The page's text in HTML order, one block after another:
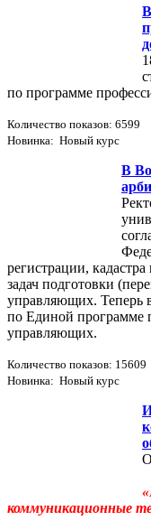
по программе
Количество показов: 6599
Новинка: Новый курс
В
регистрации,
задач подготовки
управляющих. Теперь
по Единой программе
управляющих.
Количество показов: 15609
Новинка: Новый курс
коммуникационные